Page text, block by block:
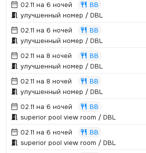
02.11 на 6 ночей
BB
улучшенный номер / DBL
02.11 на 6 ночей
BB
улучшенный номер / DBL
02.11 на 8 ночей
BB
улучшенный номер / DBL
02.11 на 8 ночей
BB
улучшенный номер / DBL
02.11 на 6 ночей
BB
superior pool view room / DBL
02.11 на 6 ночей
BB
superior pool view room / DBL